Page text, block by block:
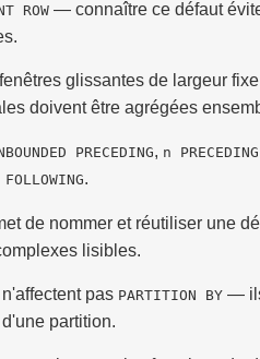
ROW — connaître ce défaut
glissantes de largeur
doivent être agrégées
PRECEDING, n PRECEDING
FOLLOWING.
de nommer et réutiliser une
lisibles.
pas PARTITION BY —
partition.